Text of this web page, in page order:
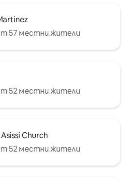
57 местни жители
52 местни жители
Church
52 местни жители